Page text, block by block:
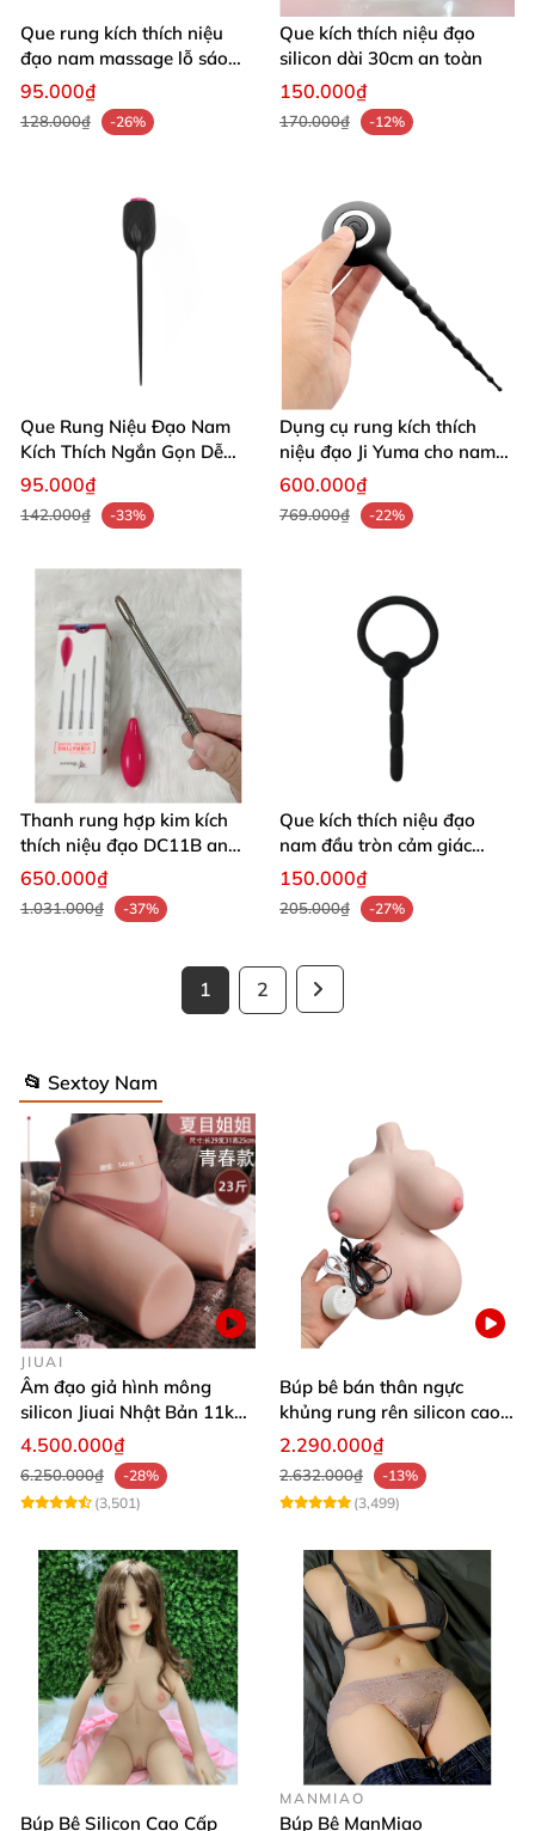
Que rung kích thích niệu
đạo nam massage lỗ sáo
sảng khoái
95.000₫
128.000₫ -26%
Que kích thích niệu đạo
silicon dài 30cm an toàn
150.000₫
170.000₫ -12%
Que Rung Niệu Đạo Nam
Kích Thích Ngắn Gọn Dễ
Dùng An Toàn
95.000₫
142.000₫ -33%
Dụng cụ rung kích thích
niệu đạo Ji Yuma cho nam
giới
600.000₫
769.000₫ -22%
Thanh rung hợp kim kích
thích niệu đạo DC11B an
toàn
650.000₫
1.031.000₫ -37%
Que kích thích niệu đạo
nam đầu tròn cảm giác
mạnh bạo
150.000₫
205.000₫ -27%
1 2
📂 Sextoy Nam
JIUAI
Âm đạo giả hình mông
silicon Jiuai Nhật Bản 11kg
kích cỡ thật
4.500.000₫
6.250.000₫
-28%
(3,501)
Búp bê bán thân ngực
khủng rung rên silicon cao
cấp kích thích cực đã
2.290.000₫
2.632.000₫
-13%
(3,499)
Búp Bê Silicon Cao Cấp
MANMIAO
Búp Bê ManMiao